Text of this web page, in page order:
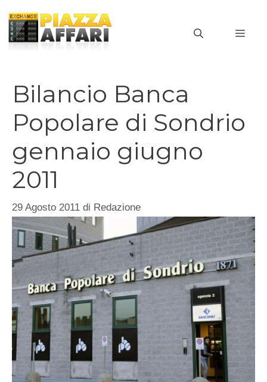
contenuto
Bilancio Banca
Popolare di Sondrio
gennaio giugno
2011
29 Agosto 2011 di Redazione